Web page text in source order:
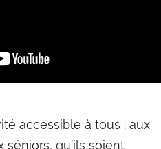
accessible à tous : aux
séniors, qu’ils soient